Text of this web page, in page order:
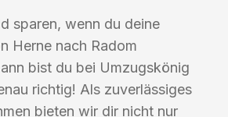
sparen, wenn du deine
Herne nach Radom
bist du bei Umzugskönig
richtig! Als zuverlässiges
bieten wir dir nicht nur